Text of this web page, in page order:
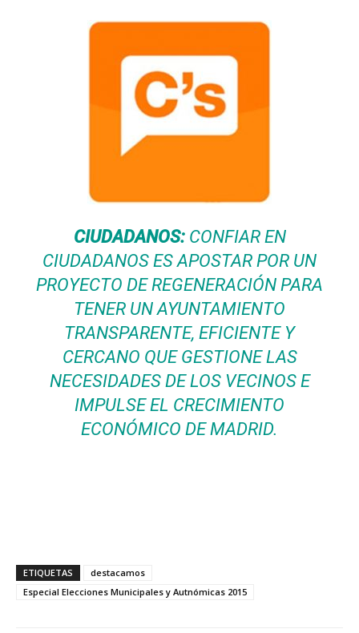
CIUDADANOS: CONFIAR EN
CIUDADANOS ES APOSTAR POR UN
PROYECTO DE REGENERACIÓN PARA
TENER UN AYUNTAMIENTO
TRANSPARENTE, EFICIENTE Y
CERCANO QUE GESTIONE LAS
NECESIDADES DE LOS VECINOS E
IMPULSE EL CRECIMIENTO
ECONÓMICO DE MADRID.
ETIQUETAS
destacamos
Especial Elecciones Municipales y Autnómicas 2015